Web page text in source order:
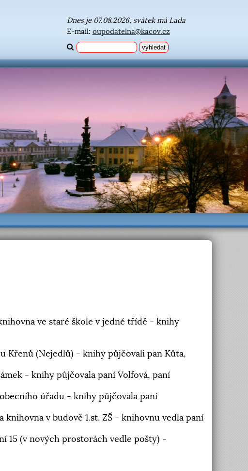
Dnes je 07.08.2026, svátek má Lada
E-mail: oupodatelna@kacov.cz
ve staré škole v jedné třídě - knihy
Křenů (Nejedlů) - knihy půjčovali pan Kůta,
- knihy půjčovala paní Volfová, paní
úřadu - knihy půjčovala paní
knihovna v budově 1.st. ZŠ - knihovnu vedla paní
15 (v nových prostorách vedle pošty) -